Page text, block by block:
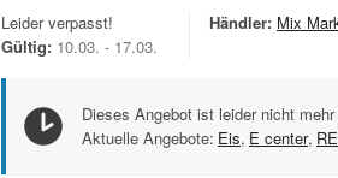
Leider verpasst!
Gültig: 10.03. - 17.03.
Händler: Mix
Dieses Angebot ist leider nicht mehr
Aktuelle Angebote: Eis, E center,